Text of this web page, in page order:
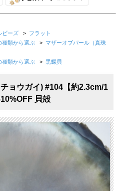
ビーズ > フラット
種類から選ぶ > マザーオブパール（真珠
種類から選ぶ > 黒蝶貝
ョウガイ) #104【約2.3cm/1
貝殻